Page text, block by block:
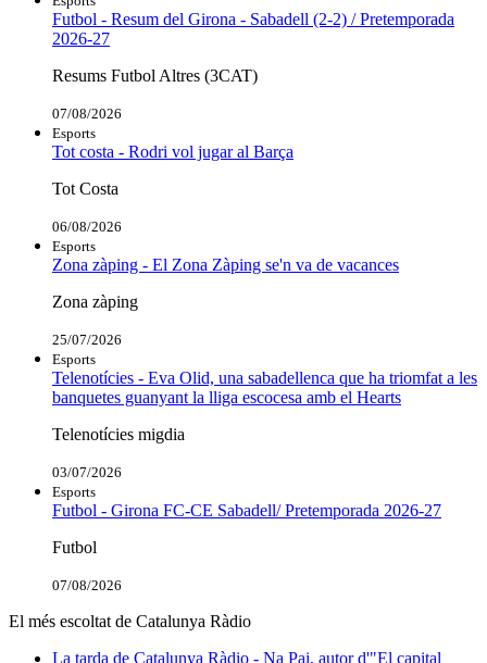
Futbol - Resum del Girona - Sabadell (2-2) / Pretemporada
2026-27
Resums Futbol Altres (3CAT)
07/08/2026
Esports
Tot costa - Rodri vol jugar al Barça
Tot Costa
06/08/2026
Esports
Zona zàping - El Zona Zàping se'n va de vacances
Zona zàping
25/07/2026
Esports
Telenotícies - Eva Olid, una sabadellenca que ha triomfat a les
banquetes guanyant la lliga escocesa amb el Hearts
Telenotícies migdia
03/07/2026
Esports
Futbol - Girona FC-CE Sabadell/ Pretemporada 2026-27
Futbol
07/08/2026
El més escoltat de Catalunya Ràdio
La tarda de Catalunya Ràdio - Na Pai, autor d'"El capital